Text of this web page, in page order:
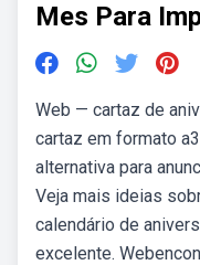
Mes Para
Web — cartaz de
cartaz em formato
alternativa para
Veja mais ideias
calendário de
excelente.